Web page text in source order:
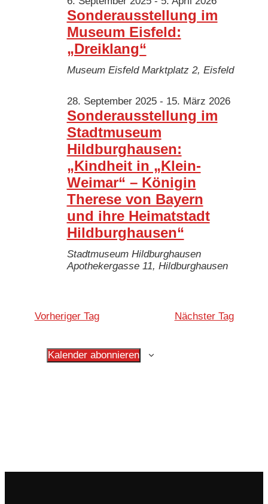
Januar
2026
Sonderausstellung im
Museum Eisfeld:
„Dreiklang“
Museum Eisfeld Marktplatz 2, Eisfeld
Sonderausstellung im
Stadtmuseum
Hildburghausen:
„Kindheit in „Klein-
Weimar“ – Königin
Therese von Bayern
und ihre Heimatstadt
Hildburghausen“
28. September 2025- 15. März 2026
Stadtmuseum Hildburghausen
Apothekergasse 11, Hildburghausen
Vorheriger Tag Nächster Tag
Kalender abonnieren